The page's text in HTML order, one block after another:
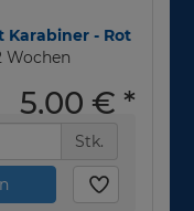
Karabiner - Rot
Wochen
5,00 € *
Stk.